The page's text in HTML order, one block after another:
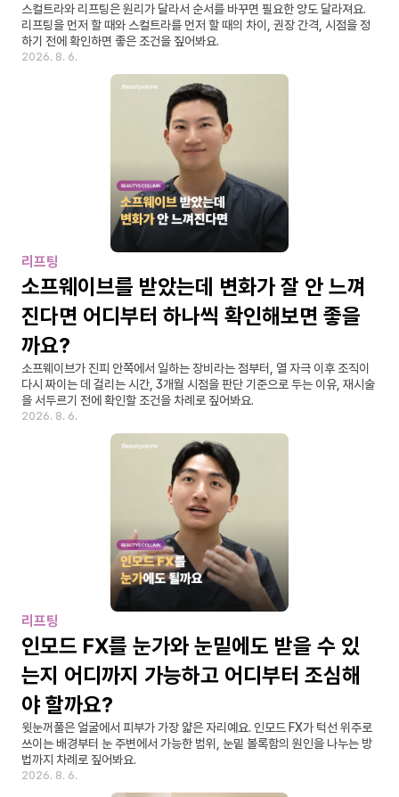
스컬트라와 리프팅은 원리가 달라서 순서를 바꾸면 필요한 양도 달라져요.
리프팅을 먼저 할 때와 스컬트라를 먼저 할 때의 차이, 권장 간격, 시점을 정
하기 전에 확인하면 좋은 조건을 짚어봐요.
2026. 8. 6.
리프팅
소프웨이브를 받았는데 변화가 잘 안 느껴
진다면 어디부터 하나씩 확인해보면 좋을
까요?
소프웨이브가 진피 안쪽에서 일하는 장비라는 점부터, 열 자극 이후 조직이
다시 짜이는 데 걸리는 시간, 3개월 시점을 판단 기준으로 두는 이유, 재시술
을 서두르기 전에 확인할 조건을 차례로 짚어봐요.
2026. 8. 6.
리프팅
인모드 FX를 눈가와 눈밑에도 받을 수 있
는지 어디까지 가능하고 어디부터 조심해
야 할까요?
윗눈꺼풀은 얼굴에서 피부가 가장 얇은 자리예요. 인모드 FX가 턱선 위주로
쓰이는 배경부터 눈 주변에서 가능한 범위, 눈밑 볼록함의 원인을 나누는 방
법까지 차례로 짚어봐요.
2026. 8. 6.